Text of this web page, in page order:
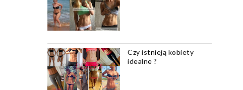
Czy istnieją kobiety
idealne ?